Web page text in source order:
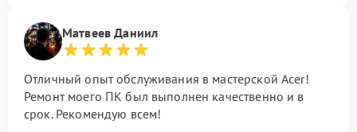
Матвеев Даниил
Отличный опыт обслуживания в мастерской Acer!
Ремонт моего ПК был выполнен качественно и в
срок. Рекомендую всем!